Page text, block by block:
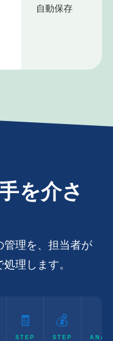
自動保存
を介さ
管理を、担当者が
理します。
🧾
STEP
💰
STEP